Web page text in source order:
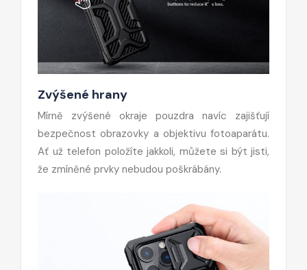
Zvýšené hrany
Mírně zvýšené okraje pouzdra navíc zajišťují
bezpečnost obrazovky a objektivu fotoaparátu.
Ať už telefon položíte jakkoli, můžete si být jisti,
že zmíněné prvky nebudou poškrábány.